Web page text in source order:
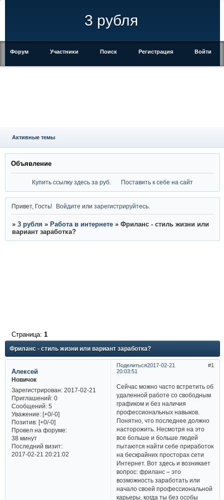
3 рубля
Форум Участники Поиск Регистрация Войти
Активные темы
Объявление
Купить ссылку здесь заруб. Поставить к себе на сайт
Привет, Гость! Войдите илизарегистрируйтесь
» 3 рубля » Работа в интернете » Фриланс - стиль жизни или
вариант заработка?
Фриланс - стиль жизни или вариант заработка?
Страница: 1
Поделиться 1
2017-02-21
20:03:51
Алексей
Новичок
Зарегистрирован: 2017-02-21
Приглашений:0
Сообщений:5
Уважение: [+0/-0]
Позитив: [+0/-0]
Провел на форуме:
38 минут
Последний визит:
2017-02-21 20:21:02
Сейчас можно часто встретить об
удаленной работе со свободным
графиком и без наличия
профессиональных навыков.
Понятно, что последнее должно
насторожить. Несмотря на это
все больше и больше людей
пытаются найти себе приработок
на бескрайних просторах сети
Интернет. Вот здесь и возникает
вопрос: фриланс – это
возможность заработать или
начало своей профессиональной
карьеры, когда ты без особы